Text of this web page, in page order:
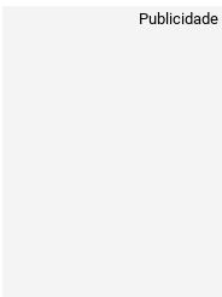
Publicidade